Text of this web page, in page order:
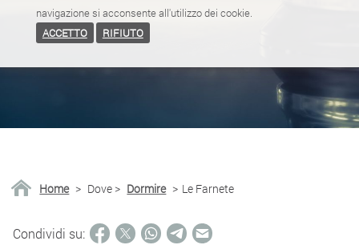
navigazione si acconsente all'utilizzo dei cookie.
ACCETTO
RIFIUTO
Home > Dove > Dormire > Le Farnete
Condividi su: